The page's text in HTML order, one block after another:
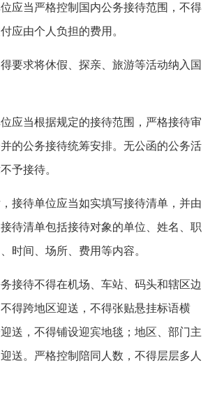
当严格控制国内公务接待范围，不得
应由个人负担的费用。
要求将休假、探亲、旅游等活动纳入国
当根据规定的接待范围，严格接待审
的公务接待统筹安排。无公函的公务活
予接待。
接待单位应当如实填写接待清单，并由
待清单包括接待对象的单位、姓名、职
时间、场所、费用等内容。
待不得在机场、车站、码头和辖区边
得跨地区迎送，不得张贴悬挂标语横
送，不得铺设迎宾地毯；地区、部门主
送。严格控制陪同人数，不得层层多人